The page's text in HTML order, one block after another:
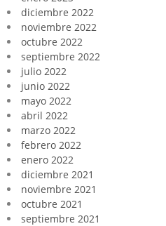
diciembre 2022
noviembre 2022
octubre 2022
septiembre 2022
julio 2022
junio 2022
mayo 2022
abril 2022
marzo 2022
febrero 2022
enero 2022
diciembre 2021
noviembre 2021
octubre 2021
septiembre 2021